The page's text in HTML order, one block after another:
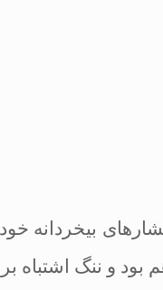
بيخردانه خود
و ننگ اشتباه بر